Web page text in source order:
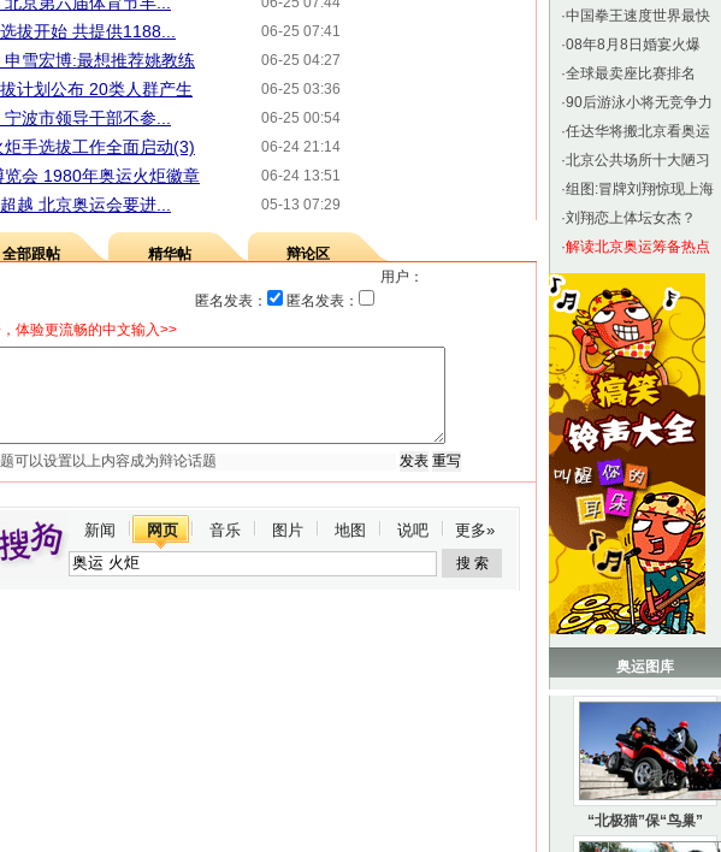
06-25 07:41
拔开始 共提供1188...
06-25 04:27
雪宏博:最想推荐姚教练
06-25 03:36
计划公布 20类人群产生
06-25 00:54
波市领导干部不参...
06-24 21:14
手选拔工作全面启动(3)
06-24 13:51
会 1980年奥运火炬徽章
05-13 07:29
越 北京奥运会要进...
全部跟帖 精华帖
辩论区
用户：
匿名发表：
匿名发表：
体验更流畅的中文输入>>
新闻 网页 音乐 图片 地图 说吧 更多»
·中国拳王速度世界最快
·08年8月8日婚宴火爆
·全球最卖座比赛排名
·90后游泳小将无竞争力
·任达华将搬北京看奥运
·北京公共场所十大陋习
·组图:冒牌刘翔惊现上海
·刘翔恋上体坛女杰？
·解读北京奥运筹备热点
奥运图库
“北极猫”保“鸟巢”